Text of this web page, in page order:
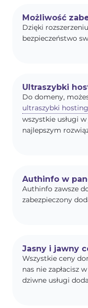
Możliwość
Dzięki
bezpieczeństwo
Ultraszybki
Do domeny,
ultraszybki hosting
wszystkie usługi
najlepszym
Authinfo w
Authinfo zawsze
zabezpieczony
Jasny i jawny
Wszystkie ceny
nas nie zapłacisz
dziwne usługi